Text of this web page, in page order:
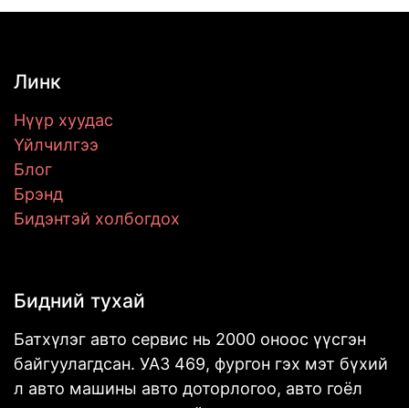
Линк
Нүүр хуудас
Үйлчилгээ
Блог
Брэнд
Бидэнтэй холбогдох
Бидний тухай
Батхүлэг авто сервис нь 2000 оноос үүсгэн
байгуулагдсан. УАЗ 469, фургон гэх мэт бүхий
л авто машины авто доторлогоо, авто гоёл